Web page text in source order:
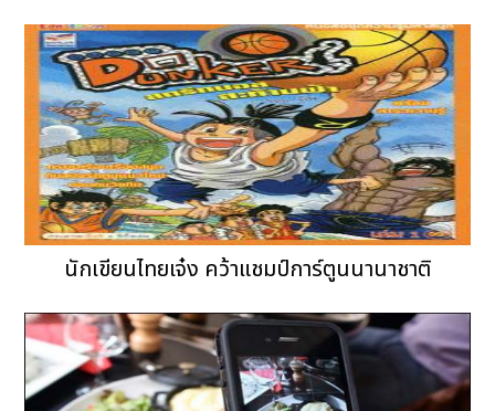
นักเขียนไทยเจ๋ง คว้าแชมป์การ์ตูนนานาชาติ